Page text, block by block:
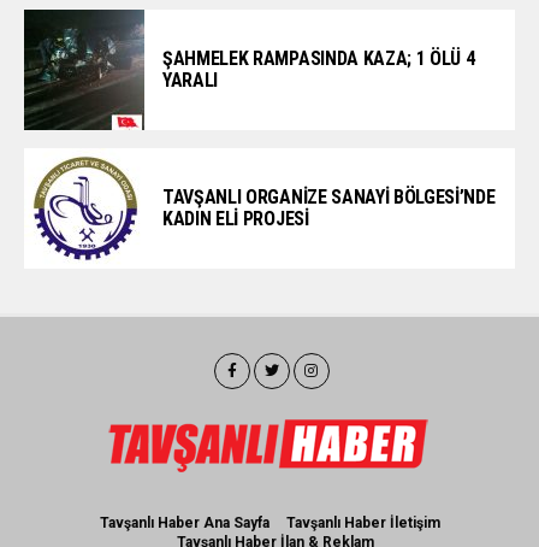
ŞAHMELEK RAMPASINDA KAZA; 1 ÖLÜ 4
YARALI
TAVŞANLI ORGANİZE SANAYİ BÖLGESİ’NDE
KADIN ELİ PROJESİ
Tavşanlı Haber Ana Sayfa
Tavşanlı Haber İletişim
Tavşanlı Haber İlan & Reklam